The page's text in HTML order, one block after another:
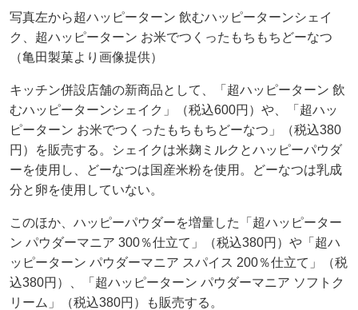
写真左から超ハッピーターン 飲むハッピーターンシェイ
ク、超ハッピーターン お米でつくったもちもちどーなつ
（亀田製菓より画像提供）
キッチン併設店舗の新商品として、「超ハッピーターン 飲
むハッピーターンシェイク」（税込600円）や、「超ハッ
ピーターン お米でつくったもちもちどーなつ」（税込380
円）を販売する。シェイクは米麹ミルクとハッピーパウダ
ーを使用し、どーなつは国産米粉を使用。どーなつは乳成
分と卵を使用していない。
このほか、ハッピーパウダーを増量した「超ハッピーター
ン パウダーマニア 300％仕立て」（税込380円）や「超ハ
ッピーターン パウダーマニア スパイス 200％仕立て」（税
込380円）、「超ハッピーターン パウダーマニア ソフトク
リーム」（税込380円）も販売する。